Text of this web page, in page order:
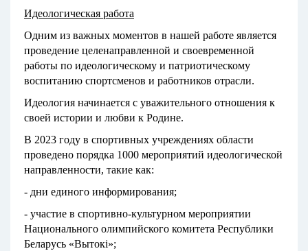
Идеологическая работа
Одним из важных моментов в нашей работе является
проведение целенаправленной и своевременной
работы по идеологическому и патриотическому
воспитанию спортсменов и работников отрасли.
Идеология начинается с уважительного отношения к
своей истории и любви к Родине.
В 2023 году в спортивных учреждениях области
проведено порядка 1000 мероприятий идеологической
направленности, такие как:
- дни единого информирования;
- участие в спортивно-культурном мероприятии
Национального олимпийского комитета Республики
Беларусь «Вытокi»;